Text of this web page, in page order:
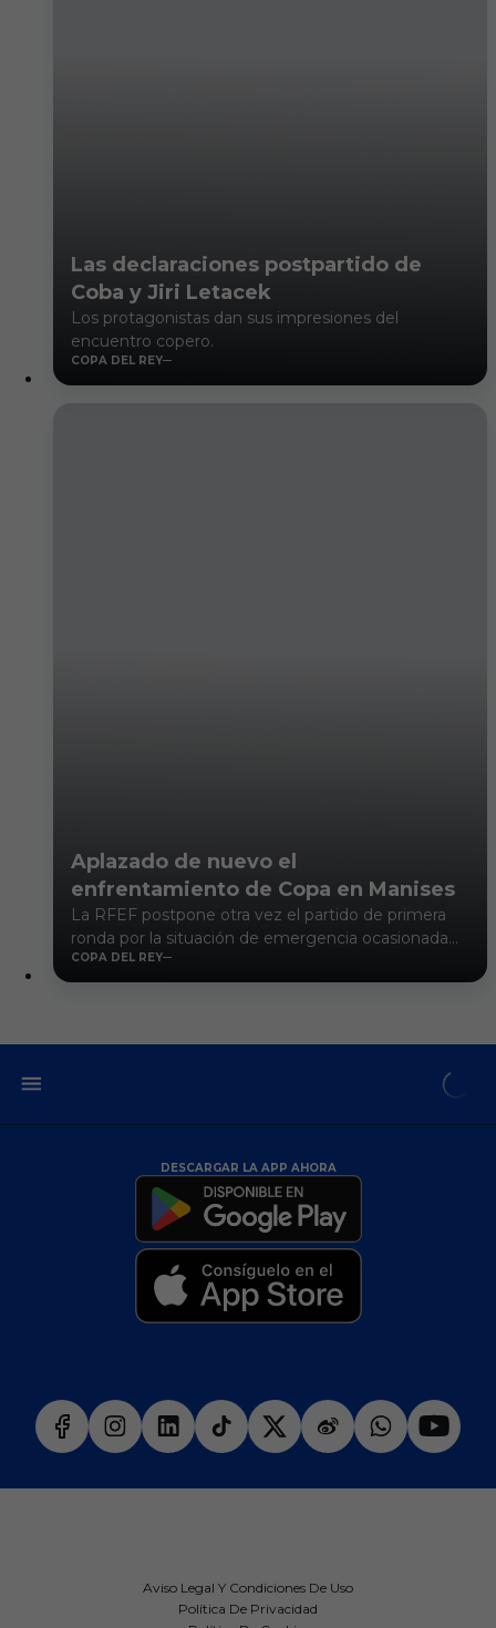
Las declaraciones postpartido de
Coba y Jiri Letacek
Los protagonistas dan sus impresiones del
encuentro copero.
COPA DEL REY
Aplazado de nuevo el
enfrentamiento de Copa en Manises
La RFEF postpone otra vez el partido de primera
ronda por la situación de emergencia ocasionada
por la DANA en Valencia
COPA DEL REY
DESCARGAR LA APP AHORA
Aviso Legal Y Condiciones De Uso
Política De Privacidad